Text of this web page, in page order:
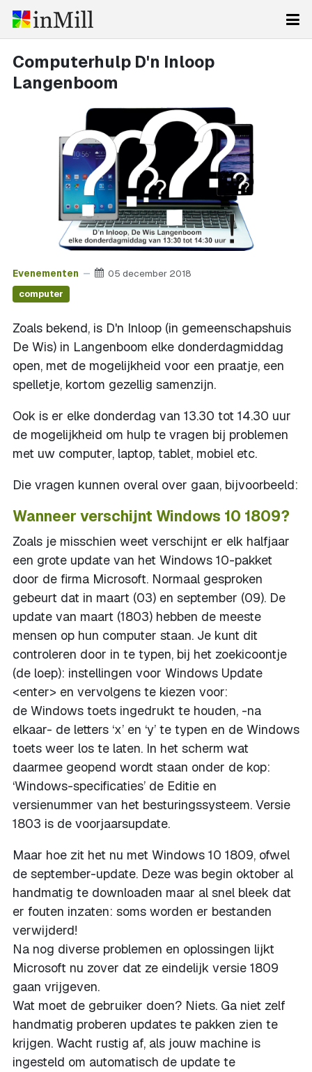
Computerhulp D'n Inloop
Langenboom
Evenementen 05 december 2018
computer
Zoals bekend, is D'n Inloop (in gemeenschapshuis
De Wis) in Langenboom elke donderdagmiddag
open, met de mogelijkheid voor een praatje, een
spelletje, kortom gezellig samenzijn.
Ook is er elke donderdag van 13.30 tot 14.30 uur
de mogelijkheid om hulp te vragen bij problemen
met uw computer, laptop, tablet, mobiel etc.
Die vragen kunnen overal over gaan, bijvoorbeeld:
Wanneer verschijnt Windows 10 1809?
Zoals je misschien weet verschijnt er elk halfjaar
een grote update van het Windows 10-pakket
door de firma Microsoft. Normaal gesproken
gebeurt dat in maart (03) en september (09). De
update van maart (1803) hebben de meeste
mensen op hun computer staan. Je kunt dit
controleren door in te typen, bij het zoekicoontje
(de loep): instellingen voor Windows Update
<enter> en vervolgens te kiezen voor:
de Windows toets ingedrukt te houden, -na
elkaar- de letters ‘x’ en ‘y’ te typen en de Windows
toets weer los te laten. In het scherm wat
daarmee geopend wordt staan onder de kop:
‘Windows-specificaties’ de Editie en
versienummer van het besturingssysteem. Versie
1803 is de voorjaarsupdate.
Maar hoe zit het nu met Windows 10 1809, ofwel
de september-update. Deze was begin oktober al
handmatig te downloaden maar al snel bleek dat
er fouten inzaten: soms worden er bestanden
verwijderd!
Na nog diverse problemen en oplossingen lijkt
Microsoft nu zover dat ze eindelijk versie 1809
gaan vrijgeven.
Wat moet de gebruiker doen? Niets. Ga niet zelf
handmatig proberen updates te pakken zien te
krijgen. Wacht rustig af, als jouw machine is
ingesteld om automatisch de update te